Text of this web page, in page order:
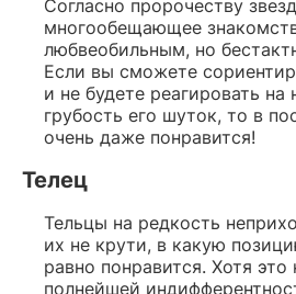
Согласно пророчеству
многообещающее
любвеобильным, но
Если вы сможете
и не будете реагировать на
грубость его шуток, то в
очень даже понравится!
Телец
Тельцы на редкость
их не крути, в какую
равно понравится. Хотя это
полнейшей